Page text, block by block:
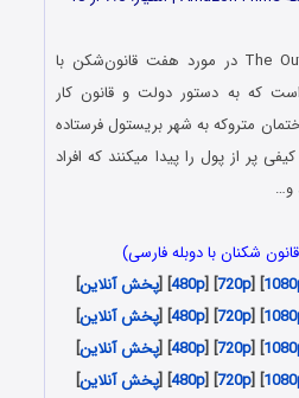
سریال قانون شکنان The Outlaws در مورد هفت قانون‌شکن با
که به دستور دولت و قانون کار
متروکه به شهر بریستول فرستاده
می‌شوند. اما آن‌ها به زودی کیفی پر از پول را پیدا می‎کنند که افراد
و…
شکنان با دوبله فارسی)
] [
720p
] [
480p
] [پخش آنلاین]
] [
720p
] [
480p
] [پخش آنلاین]
] [
720p
] [
480p
] [پخش آنلاین]
] [
720p
] [
480p
] [پخش آنلاین]